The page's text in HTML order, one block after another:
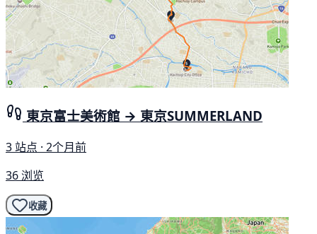
東京富士美術館 → 東京SUMMERLAND
3 站点 · 2个月前
36 浏览
收藏